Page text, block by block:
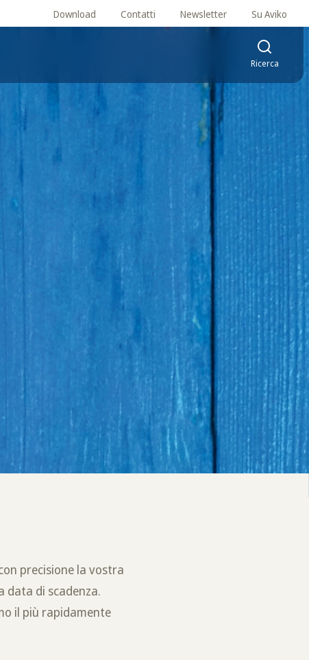
Download Contatti Newsletter Su Aviko
Ricerca
precisione la vostra
data di scadenza.
il più rapidamente